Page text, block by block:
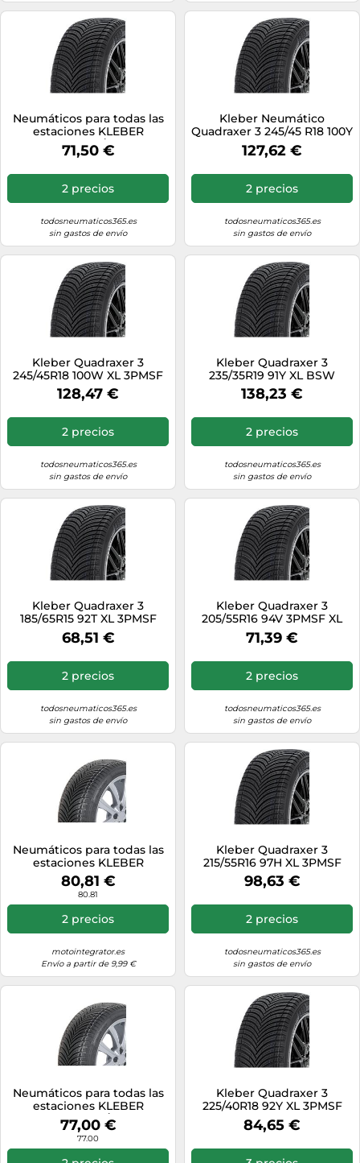
Neumáticos para todas las
estaciones KLEBER
Quadraxer3 165/60R15 77H
71,50 €
2 precios
todosneumaticos365.es
sin gastos de envío
Kleber Neumático
Quadraxer 3 245/45 R18 100Y
XL BSW 3PMSF
127,62 €
2 precios
todosneumaticos365.es
sin gastos de envío
Kleber Quadraxer 3
245/45R18 100W XL 3PMSF
128,47 €
2 precios
todosneumaticos365.es
sin gastos de envío
Kleber Quadraxer 3
235/35R19 91Y XL BSW
3PMSF
138,23 €
2 precios
todosneumaticos365.es
sin gastos de envío
Kleber Quadraxer 3
185/65R15 92T XL 3PMSF
68,51 €
2 precios
todosneumaticos365.es
sin gastos de envío
Kleber Quadraxer 3
205/55R16 94V 3PMSF XL
71,39 €
2 precios
todosneumaticos365.es
sin gastos de envío
Neumáticos para todas las
estaciones KLEBER
Quadraxer3 165/60R15 XL
81H
80,81 €
80.81
2 precios
motointegrator.es
Envío a partir de 9,99 €
Kleber Quadraxer 3
215/55R16 97H XL 3PMSF
98,63 €
2 precios
todosneumaticos365.es
sin gastos de envío
Neumáticos para todas las
estaciones KLEBER
Quadraxer3 195/65R15 XL
95H
77,00 €
77.00
Kleber Quadraxer 3
225/40R18 92Y XL 3PMSF
84,65 €